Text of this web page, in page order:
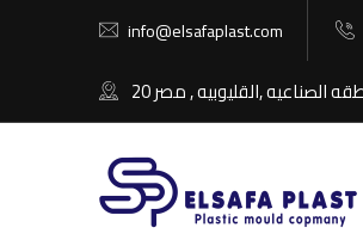
info@elsafaplast.com